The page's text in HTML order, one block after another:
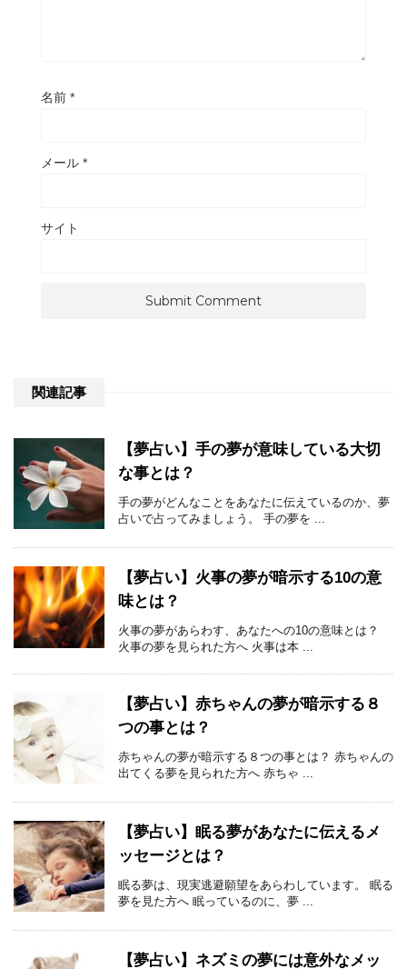
名前 *
メール *
サイト
関連記事
【夢占い】手の夢が意味している大切
な事とは？
手の夢がどんなことをあなたに伝えているのか、夢
占いで占ってみましょう。 手の夢を ...
【夢占い】火事の夢が暗示する10の意
味とは？
火事の夢があらわす、あなたへの10の意味とは？
火事の夢を見られた方へ 火事は本 ...
【夢占い】赤ちゃんの夢が暗示する８
つの事とは？
赤ちゃんの夢が暗示する８つの事とは？ 赤ちゃんの
出てくる夢を見られた方へ 赤ちゃ ...
【夢占い】眠る夢があなたに伝えるメ
ッセージとは？
眠る夢は、現実逃避願望をあらわしています。 眠る
夢を見た方へ 眠っているのに、夢 ...
【夢占い】ネズミの夢には意外なメッ